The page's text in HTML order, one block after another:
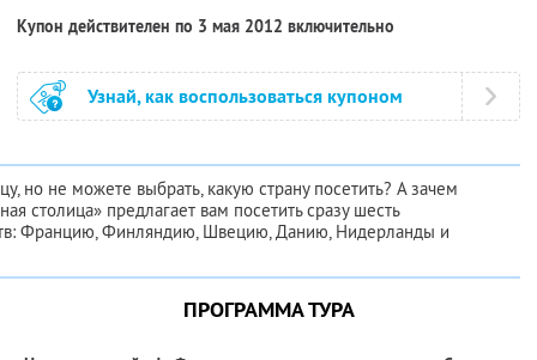
Купон действителен по 3 мая 2012 включительно
Узнай, как воспользоваться купоном
но не можете выбрать, какую страну посетить? А зачем
столица» предлагает вам посетить сразу шесть
Францию, Финляндию, Швецию, Данию, Нидерланды и
ПРОГРАММА ТУРА